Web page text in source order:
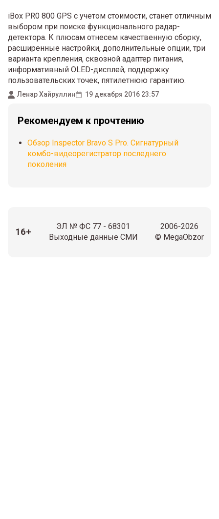
iBox PR0 800 GPS с учетом стоимости, станет отличным
выбором при поиске функционального радар-
детектора. К плюсам отнесем качественную сборку,
расширенные настройки, дополнительные опции, три
варианта крепления, сквозной адаптер питания,
информативный OLED-дисплей, поддержку
пользовательских точек, пятилетнюю гарантию.
Ленар Хайруллин 19 декабря 2016 23:57
Рекомендуем к прочтению
Обзор Inspector Bravo S Pro. Сигнатурный
комбо-видеорегистратор последнего
поколения
16+
ЭЛ № ФС 77 - 68301
Выходные данные СМИ
2006-2026
© MegaObzor